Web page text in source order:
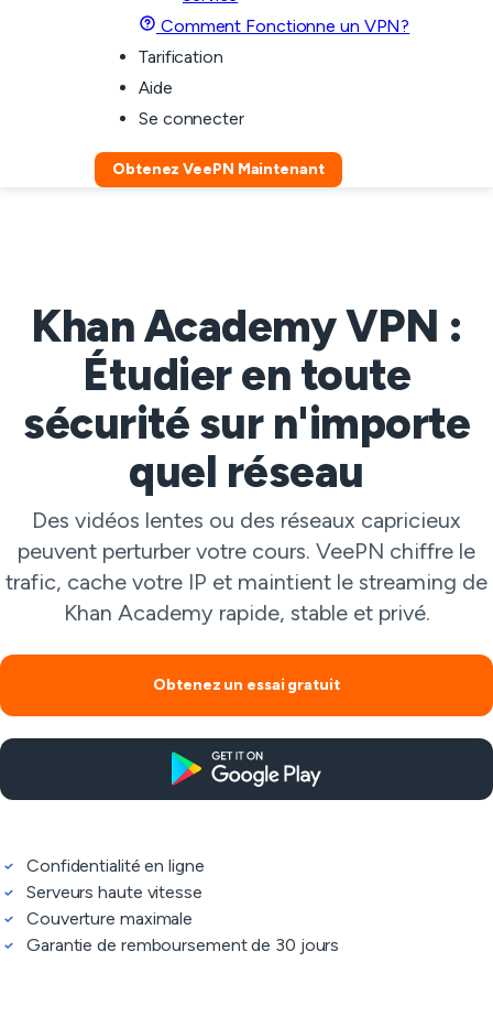
Comment Fonctionne un VPN?
Tarification
Aide
Se connecter
Obtenez VeePN Maintenant
Khan Academy VPN :
Étudier en toute
sécurité sur n'importe
quel réseau
Des vidéos lentes ou des réseaux capricieux
peuvent perturber votre cours. VeePN chiffre le
trafic, cache votre IP et maintient le streaming de
Khan Academy rapide, stable et privé.
Obtenez un essai gratuit
Confidentialité en ligne
Serveurs haute vitesse
Couverture maximale
Garantie de remboursement de 30 jours